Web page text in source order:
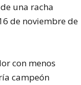
una racha
de noviembre de
con menos
campeón